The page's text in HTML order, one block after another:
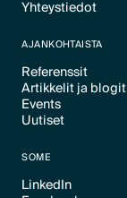
Text Link
Yhteystiedot
AJANKOHTAISTA
Referenssit
Text Link
Artikkelit ja blogit
Text Link
Events
Text Link
Uutiset
SOME
LinkedIn